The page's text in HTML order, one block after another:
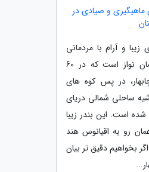
ماهیگیری و صیادی در
و آرام با مردمانی
خون گرم و میهمان نواز است که در 60
در پس کوه های
ساحلی شمالی دریای
شده است. این بندر زیبا
رو به اقیانوس هند
بخواهیم دقیق تر بیان